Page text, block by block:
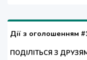
Дії з оголошенням
ПОДІЛІТЬСЯ З